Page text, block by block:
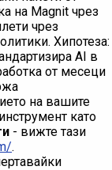
на Magnit чрез
чрез
Хипотеза:
AI в
от месеци
на вашите
като
- вижте тази
.